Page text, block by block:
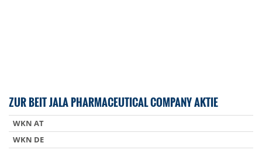
ZUR BEIT JALA PHARMACEUTICAL COMPANY AKTIE
WKN AT
WKN DE